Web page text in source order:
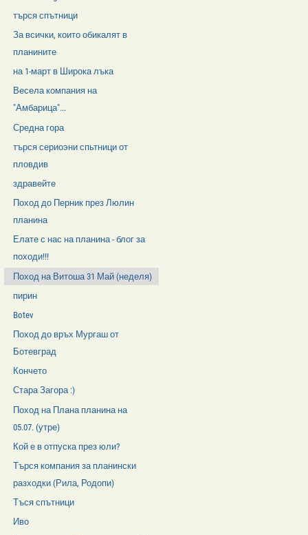
търся спътници
За всички, които обикалят в
планините
на 1-март в Широка лъка
Весела компания на
"Амбарица"...
Средна гора
търся сериоэни спьтници от
пловдив
здравейте
Поход до Перник през Люлин
планина
Елате с нас на планина - блог за
походи!!!
Поход на Витоша 31 Май (неделя)
пирин
Botev
Поход до връх Мургаш от
Ботевград
Кончето
Стара Загора :)
Поход на Плана планина на
05.07. (утре)
Кой е в отпуска през юли?
Търся компания за планински
разходки (Рила, Родопи)
Тъся спътници
Иво